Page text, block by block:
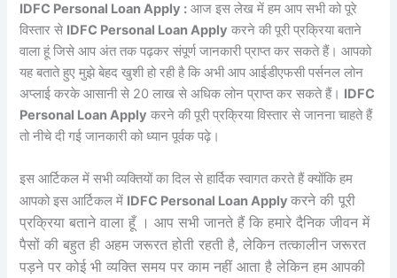
IDFC Personal Loan Apply : आज इस लेख में हम आप सभी को पूरे
विस्तार से IDFC Personal Loan Apply करने की पूरी प्रक्रिया बताने
वाला हूं जिसे आप अंत तक पढ़कर संपूर्ण जानकारी प्राप्त कर सकते हैं। आपको
यह बताते हुए मुझे बेहद खुशी हो रही है कि अभी आप आईडीएफसी पर्सनल लोन
अप्लाई करके आसानी से 20 लाख से अधिक लोन प्राप्त कर सकते हैं। IDFC
Personal Loan Apply करने की पूरी प्रक्रिया विस्तार से जानना चाहते हैं
तो नीचे दी गई जानकारी को ध्यान पूर्वक पढ़े।
इस आर्टिकल में सभी व्यक्तियों का दिल से हार्दिक स्वागत करते हैं क्योंकि हम
आपको इस आर्टिकल में IDFC Personal Loan Applyकरने की पूरी
प्रक्रिया बताने वाला हूँ । आप सभी जानते हैं कि हमारे दैनिक जीवन में
पैसों की बहुत ही अहम जरूरत होती रहती है, लेकिन तत्कालीन जरूरत
पड़ने पर कोई भी व्यक्ति समय पर काम नहीं आता है लेकिन हम आपकी